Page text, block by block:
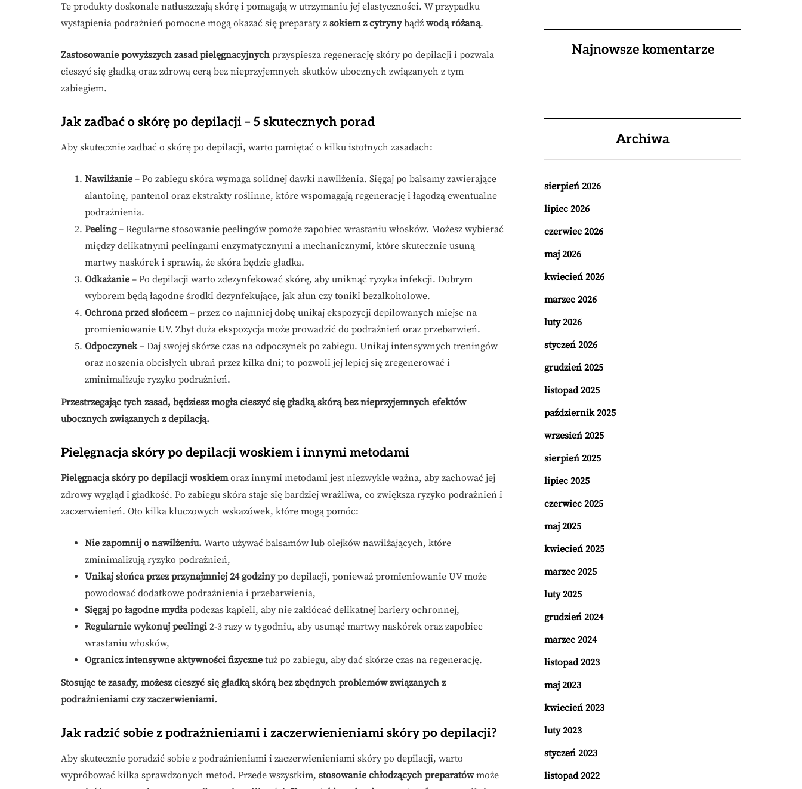
Te produkty doskonale natłuszczają skórę i pomagają w utrzymaniu jej elastyczności. W przypadku
wystąpienia podrażnień pomocne mogą okazać się preparaty z sokiem z cytrynybądź wodą różaną.
Zastosowanie powyższych zasad pielęgnacyjnych przyspiesza regenerację skóry po depilacji i pozwala
cieszyć się gładką oraz zdrową cerą bez nieprzyjemnych skutków ubocznych związanych z tym
zabiegiem.
Jak zadbać o skórę po depilacji – 5 skutecznych porad
Aby skutecznie zadbać o skórę po depilacji, warto pamiętać o kilku istotnych zasadach:
Nawilżanie – Po zabiegu skóra wymaga solidnej dawki nawilżenia. Sięgaj po balsamy zawierające
alantoinę, pantenol oraz ekstrakty roślinne, które wspomagają regenerację i łagodzą ewentualne
podrażnienia.
Peeling– Regularne stosowanie peelingów pomoże zapobiec wrastaniu włosków. Możesz wybierać
między delikatnymi peelingami enzymatycznymi a mechanicznymi, które skutecznie usuną
martwy naskórek i sprawią, że skóra będzie gładka.
Odkażanie – Po depilacji warto zdezynfekować skórę, aby uniknąć ryzyka infekcji. Dobrym
wyborem będą łagodne środki dezynfekujące, jak ałun czy toniki bezalkoholowe.
Ochrona przed słońcem– przez co najmniej dobę unikaj ekspozycji depilowanych miejsc na
promieniowanie UV. Zbyt duża ekspozycja może prowadzić do podrażnień oraz przebarwień.
Odpoczynek– Daj swojej skórze czas na odpoczynek po zabiegu. Unikaj intensywnych treningów
oraz noszenia obcisłych ubrań przez kilka dni; to pozwoli jej lepiej się zregenerować i
zminimalizuje ryzyko podrażnień.
Przestrzegając tych zasad, będziesz mogła cieszyć się gładką skórą bez nieprzyjemnych efektów
ubocznych związanych z depilacją.
Pielęgnacja skóry po depilacji woskiem i innymi metodami
Pielęgnacja skóry po depilacji woskiemoraz innymi metodami jest niezwykle ważna, aby zachować jej
zdrowy wygląd i gładkość. Po zabiegu skóra staje się bardziej wrażliwa, co zwiększa ryzyko podrażnień i
zaczerwienień. Oto kilka kluczowych wskazówek, które mogą pomóc:
Nie zapomnij o nawilżeniu. Warto używać balsamów lub olejków nawilżających, które
zminimalizują ryzyko podrażnień,
Unikaj słońca przez przynajmniej 24 godzinypo depilacji, ponieważ promieniowanie UV może
powodować dodatkowe podrażnienia i przebarwienia,
Sięgaj po łagodne mydłapodczas kąpieli, aby nie zakłócać delikatnej bariery ochronnej,
Regularnie wykonuj peelingi 2-3 razy w tygodniu, aby usunąć martwy naskórek oraz zapobiec
wrastaniu włosków,
Ogranicz intensywne aktywności fizyczne tuż po zabiegu, aby dać skórze czas na regenerację.
Stosując te zasady, możesz cieszyć się gładką skórą bez zbędnych problemów związanych z
podrażnieniami czy zaczerwieniami.
Jak radzić sobie z podrażnieniami i zaczerwienieniami skóry po depilacji?
Aby skutecznie poradzić sobie z podrażnieniami i zaczerwienieniami skóry po depilacji, warto
wypróbować kilka sprawdzonych metod. Przede wszystkim, stosowanie chłodzących preparatówmoże
Najnowsze komentarze
Archiwa
sierpień 2026
lipiec 2026
czerwiec 2026
maj 2026
kwiecień 2026
marzec 2026
luty 2026
styczeń 2026
grudzień 2025
listopad 2025
październik 2025
wrzesień 2025
sierpień 2025
lipiec 2025
czerwiec 2025
maj 2025
kwiecień 2025
marzec 2025
luty 2025
grudzień 2024
marzec 2024
listopad 2023
maj 2023
kwiecień 2023
luty 2023
styczeń 2023
listopad 2022